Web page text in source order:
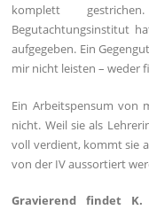
komplett
Begutachtungsinstitut
aufgegeben. Ein
mir nicht leisten – weder
Ein Arbeitspensum von
nicht. Weil sie als
voll verdient, kommt sie
von der IV aussortiert
Gravierend findet K.